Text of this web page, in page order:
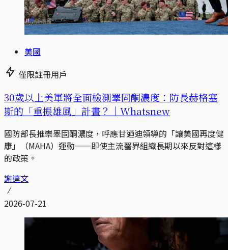
美國
僅限註冊用戶
30歲以上美軍將全面檢測睪固酮濃度：防長赫格塞
斯的「重振雄風」計畫？｜Whatsnew
國防部長推崇睪固酮濃度，呼應甘迺迪領導的「讓美國再度健
康」（MAHA）運動——即使主流醫界組織長期以來反對這樣
的政策。
謝達文
2026-07-21